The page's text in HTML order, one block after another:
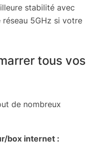
stabilité avec
5GHz si votre
tous vos
de nombreux
box internet :